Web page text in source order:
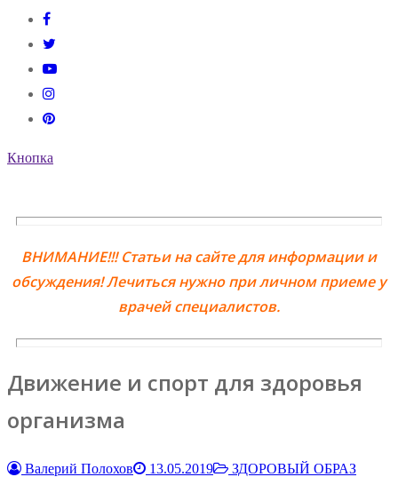
Кнопка
ВНИМАНИЕ!!! Статьи на сайте для информации и
обсуждения! Лечиться нужно при личном приеме у
врачей специалистов.
Движение и спорт для здоровья
организма
Валерий Полохов 13.05.2019
ЗДОРОВЫЙ ОБРАЗ